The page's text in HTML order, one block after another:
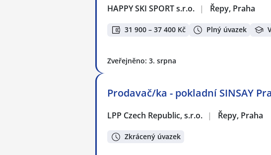
HAPPY SKI SPORT s.r.o. | Řepy, Praha
31 900 – 37 400 Kč Plný úvazek
Zveřejněno: 3. srpna
Prodavač/ka - pokladní SINSAY
LPP Czech Republic, s.r.o. | Řepy, Praha
Zkrácený úvazek